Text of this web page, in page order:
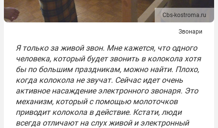
Cbs-kostroma.ru
Звонари
Я только за живой звон. Мне кажется, что одного
человека, который будет звонить в колокола хотя
бы по большим праздникам, можно найти. Плохо,
когда колокола не звучат. Сейчас идет очень
активное насаждение электронного звонаря. Это
механизм, который с помощью молоточков
приводит колокола в действие. Кстати, люди
всегда отличают на слух живой и электронный